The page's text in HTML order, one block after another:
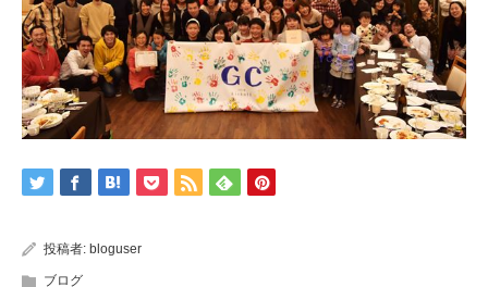
投稿者: bloguser
ブログ